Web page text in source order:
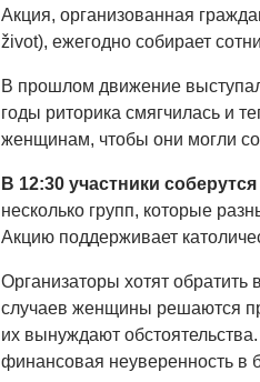
Акция, организованная
život), ежегодно собирает
В прошлом движение
годы риторика смягчилась и
женщинам, чтобы они могли
В 12:30 участники
несколько групп, которые
Акцию поддерживает
Организаторы хотят
случаев женщины решаются
их вынуждают
финансовая неуверенность в